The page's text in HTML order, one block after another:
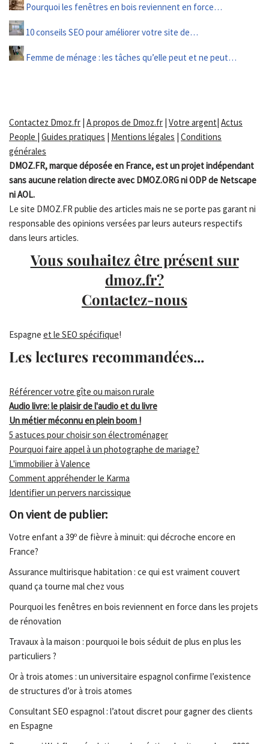
Pourquoi les fenêtres en bois reviennent en force…
10 conseils SEO pour améliorer votre site de…
Femme de ménage : les tâches qu’elle peut et ne peut…
Contactez Dmoz.fr | A propos de Dmoz.fr | Votre argent| Actus
People | Guides pratiques | Mentions légales | Conditions
générales
DMOZ.FR, marque déposée en France, est un projet indépendant
sans aucune relation directe avec DMOZ.ORG ni ODP de Netscape
ni AOL.
Le site DMOZ.FR publie des articles mais ne se porte pas garant ni
responsable des opinions versées par leurs auteurs respectifs
dans leurs articles.
Vous souhaitez être présent sur
dmoz.fr?
Contactez-nous
Espagne et le SEO spécifique!
Les lectures recommandées...
Référencer votre gîte ou maison rurale
Audio livre: le plaisir de l'audio et du livre
Un métier méconnu en plein boom !
5 astuces pour choisir son électroménager
Pourquoi faire appel à un photographe de mariage?
L'immobilier à Valence
Comment appréhender le Karma
Identifier un pervers narcissique
On vient de publier:
Votre enfant a 39º de fièvre à minuit: qui décroche encore en
France?
Assurance multirisque habitation : ce qui est vraiment couvert
quand ça tourne mal chez vous
Pourquoi les fenêtres en bois reviennent en force dans les projets
de rénovation
Travaux à la maison : pourquoi le bois séduit de plus en plus les
particuliers ?
Or à trois atomes : un universitaire espagnol confirme l’existence
de structures d’or à trois atomes
Consultant SEO espagnol : l’atout discret pour gagner des clients
en Espagne